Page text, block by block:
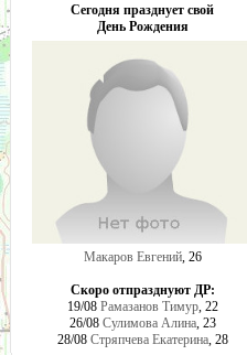
Сегодня празднует свой
День Рождения
Макаров Евгений, 26
Скоро отпразднуют ДР:
19/08 Рамазанов Тимур, 22
26/08 Сулимова Алина, 23
28/08 Стряпчева Екатерина, 28